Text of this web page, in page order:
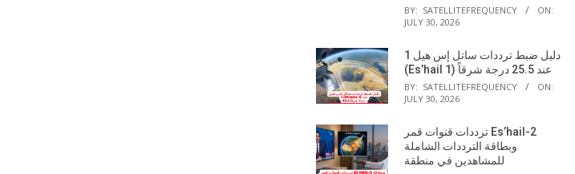
BY: SATELLITEFREQUENCY
ON:
JULY 30, 2026
دليل ضبط ترددات ساتل إس هيل 1
(Es’hail 1) عند 25.5 درجة شرقاً
BY: SATELLITEFREQUENCY
ON:
JULY 30, 2026
ترددات قنوات قمر Es’hail-2
وبطاقة الترددات الشاملة
للمشاهدين في منطقة